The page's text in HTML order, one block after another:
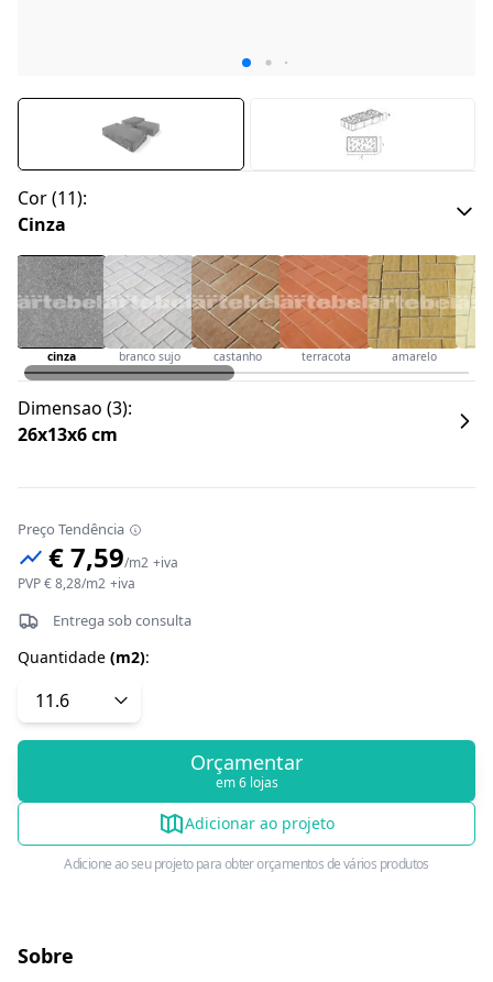
Cor(11):
Cinza
cinza branco sujo castanho terracota amarelo
Dimensao (3):
26x13x6 cm
Preço Tendência
€ 7,59/m2 +iva
PVP€ 8,28/m2 +iva
Entrega sob consulta
Quantidade (m2):
Orçamentar
em 6 lojas
Adicionar ao projeto
Adicione ao seu projeto para obter orçamentos de vários produtos
Sobre